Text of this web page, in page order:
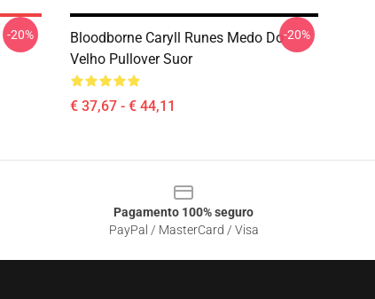
-20%
Bloodborne Caryll Runes Medo Do
Velho Pullover Suor
€ 37,67 - € 44,11
-20%
Pagamento 100% seguro
PayPal / MasterCard / Visa